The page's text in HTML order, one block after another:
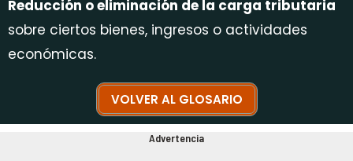
Reducción o eliminación de la carga tributaria
sobre ciertos bienes, ingresos o actividades
económicas.
VOLVER AL GLOSARIO
Advertencia